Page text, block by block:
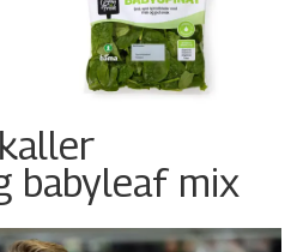
babyleaf mix